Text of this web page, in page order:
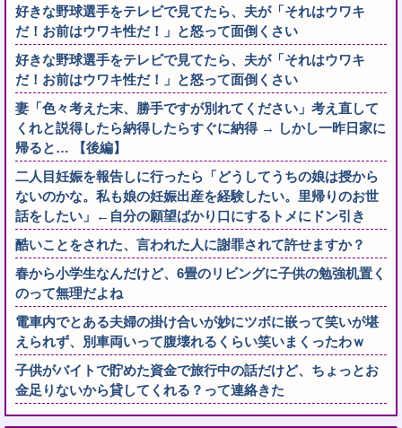
好きな野球選手をテレビで見てたら、夫が「それはウワキ
だ！お前はウワキ性だ！」と怒って面倒くさい
好きな野球選手をテレビで見てたら、夫が「それはウワキ
だ！お前はウワキ性だ！」と怒って面倒くさい
妻「色々考えた末、勝手ですが別れてください」考え直して
くれと説得したら納得したらすぐに納得 → しかし一昨日家に
帰ると… 【後編】
二人目妊娠を報告しに行ったら「どうしてうちの娘は授から
ないのかな。私も娘の妊娠出産を経験したい。里帰りのお世
話をしたい」←自分の願望ばかり口にするトメにドン引き
酷いことをされた、言われた人に謝罪されて許せますか？
春から小学生なんだけど、6畳のリビングに子供の勉強机置く
のって無理だよね
電車内でとある夫婦の掛け合いが妙にツボに嵌って笑いが堪
えられず、別車両いって腹壊れるくらい笑いまくったわｗ
子供がバイトで貯めた資金で旅行中の話だけど、ちょっとお
金足りないから貸してくれる？って連絡きた